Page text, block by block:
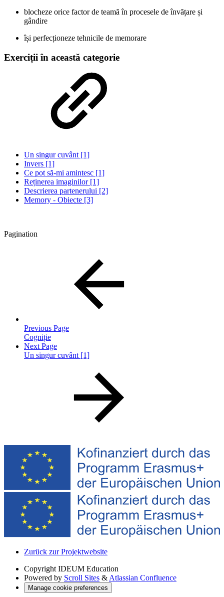
blocheze orice factor de teamă în procesele de învățare și
gândire
își perfecționeze tehnicile de memorare
Exerciții în această categorie
Un singur cuvânt [1]
Invers [1]
Ce pot să-mi amintesc [1]
Reținerea imaginilor [1]
Descrierea partenerului [2]
Memory - Obiecte [3]
Pagination
Previous Page
Cogniție
Next Page
Un singur cuvânt [1]
Zurück zur Projektwebsite
Copyright IDEUM Education
Powered by Scroll Sites & Atlassian Confluence
Manage cookie preferences